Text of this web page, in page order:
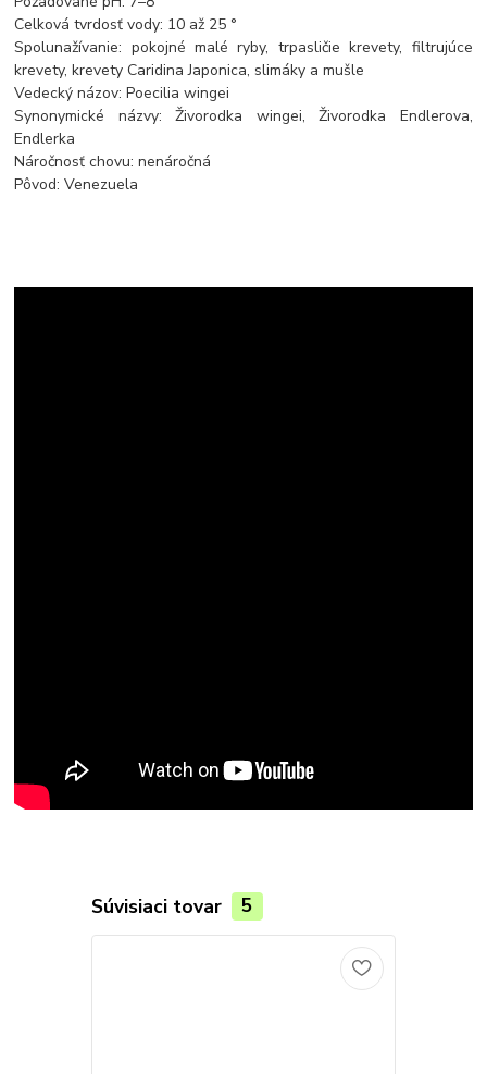
Celková tvrdosť vody: 10 až 25 °
Spolunažívanie: pokojné malé ryby, trpasličie krevety, filtrujúce
krevety, krevety Caridina Japonica, slimáky a mušle
Vedecký názov: Poecilia wingei
Synonymické názvy: Živorodka wingei, Živorodka Endlerova,
Endlerka
Náročnosť chovu: nenáročná
Pôvod: Venezuela
Súvisiaci tovar 5